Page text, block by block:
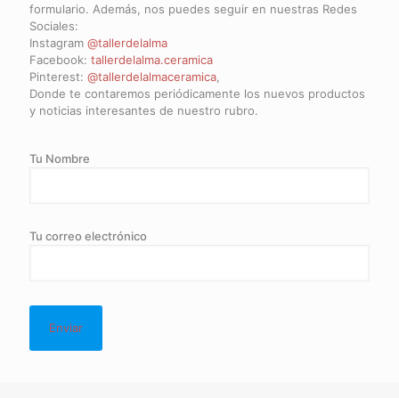
formulario. Además, nos puedes seguir en nuestras Redes
Sociales:
Instagram @tallerdelalma
Facebook: tallerdelalma.ceramica
Pinterest: @tallerdelalmaceramica,
Donde te contaremos periódicamente los nuevos productos
y noticias interesantes de nuestro rubro.
Tu Nombre
Tu correo electrónico